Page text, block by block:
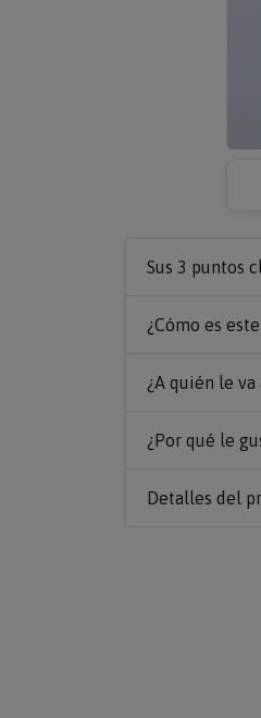
Sus 3 puntos
¿Cómo es
¿A quién le va
¿Por qué le
Detalles del